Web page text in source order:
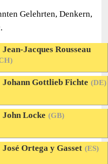
Gelehrten, Denkern,
Jean-Jacques Rousseau
Johann Gottlieb Fichte (DE)
John Locke (GB)
José Ortega y Gasset (ES)